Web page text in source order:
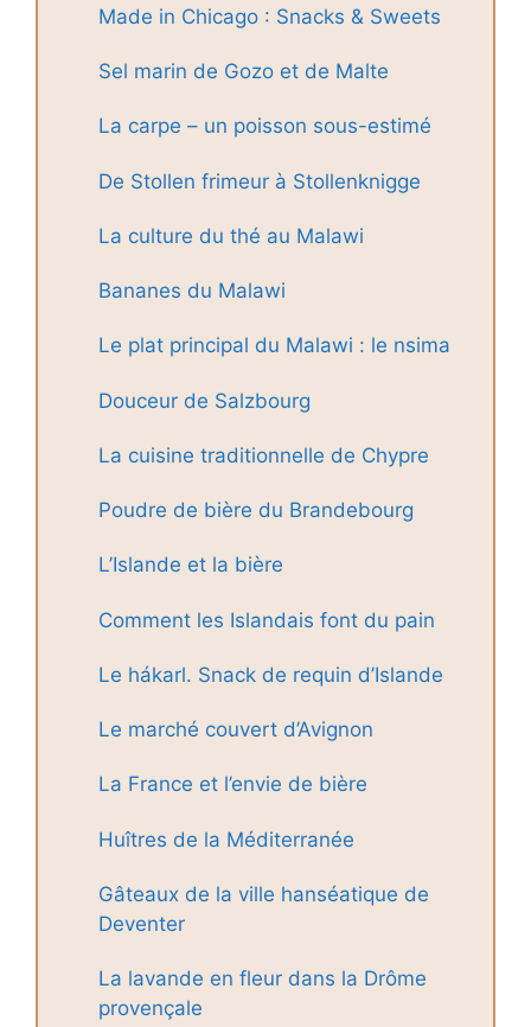
Made in Chicago : Snacks & Sweets
Sel marin de Gozo et de Malte
La carpe – un poisson sous-estimé
De Stollen frimeur à Stollenknigge
La culture du thé au Malawi
Bananes du Malawi
Le plat principal du Malawi : le nsima
Douceur de Salzbourg
La cuisine traditionnelle de Chypre
Poudre de bière du Brandebourg
L’Islande et la bière
Comment les Islandais font du pain
Le hákarl. Snack de requin d’Islande
Le marché couvert d’Avignon
La France et l’envie de bière
Huîtres de la Méditerranée
Gâteaux de la ville hanséatique de
Deventer
La lavande en fleur dans la Drôme
provençale